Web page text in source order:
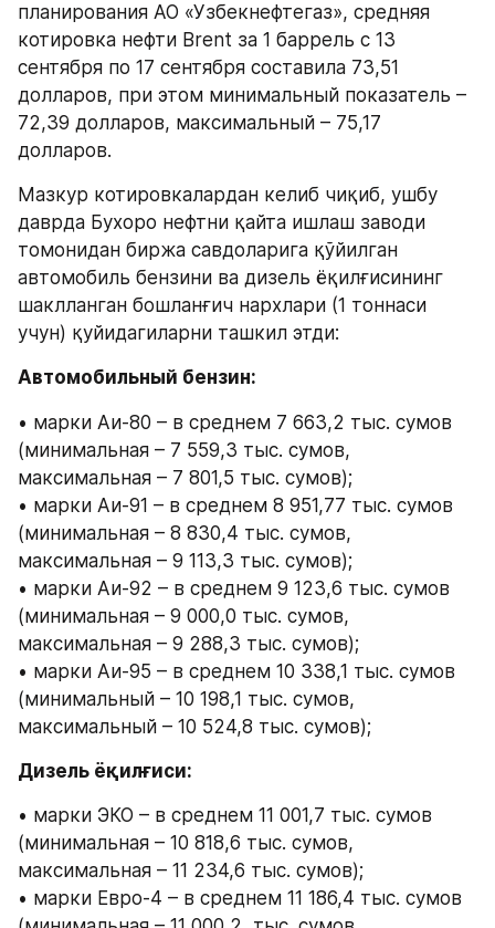
планирования АО «Узбекнефтегаз», средняя
котировка нефти Brent за 1 баррель с 13
сентября по 17 сентября составила 73,51
долларов, при этом минимальный показатель –
72,39 долларов, максимальный – 75,17
долларов.
Мазкур котировкалардан келиб чиқиб, ушбу
даврда Бухоро нефтни қайта ишлаш заводи
томонидан биржа савдоларига қўйилган
автомобиль бензини ва дизель ёқилғисининг
шаклланган бошланғич нархлари (1 тоннаси
учун) қуйидагиларни ташкил этди:
Автомобильный бензин:
• марки Аи-80 – в среднем 7 663,2 тыс. сумов
(минимальная – 7 559,3 тыс. сумов,
максимальная – 7 801,5 тыс. сумов);
• марки Аи-91 – в среднем 8 951,77 тыс. сумов
(минимальная – 8 830,4 тыс. сумов,
максимальная – 9 113,3 тыс. сумов);
• марки Аи-92 – в среднем 9 123,6 тыс. сумов
(минимальная – 9 000,0 тыс. сумов,
максимальная – 9 288,3 тыс. сумов);
• марки Аи-95 – в среднем 10 338,1 тыс. сумов
(минимальный – 10 198,1 тыс. сумов,
максимальный – 10 524,8 тыс. сумов);
Дизель ёқилғиси:
• марки ЭКО – в среднем 11 001,7 тыс. сумов
(минимальная – 10 818,6 тыс. сумов,
максимальная – 11 234,6 тыс. сумов);
• марки Евро-4 – в среднем 11 186,4 тыс. сумов